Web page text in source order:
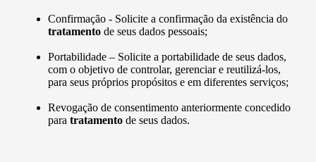
Confirmação - Solicite a confirmação da existência do
tratamento de seus dados pessoais;
Portabilidade – Solicite a portabilidade de seus dados,
com o objetivo de controlar, gerenciar e reutilizá-los,
para seus próprios propósitos e em diferentes serviços;
Revogação de consentimento anteriormente concedido
para tratamento de seus dados.